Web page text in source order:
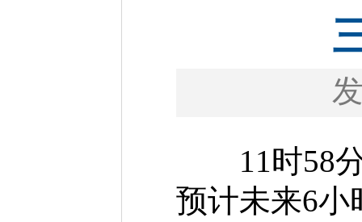
11时58分
预计未来6小